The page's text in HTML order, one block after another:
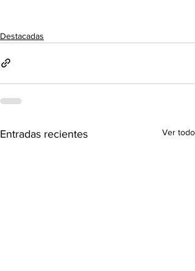
Destacadas
Entradas recientes Ver todo